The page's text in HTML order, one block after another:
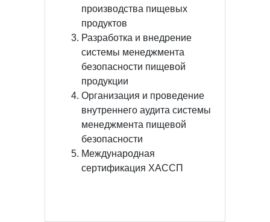
производства пищевых
продуктов
Разработка и внедрение
системы менеджмента
безопасности пищевой
продукции
Организация и проведение
внутреннего аудита системы
менеджмента пищевой
безопасности
Международная
сертификация ХАССП